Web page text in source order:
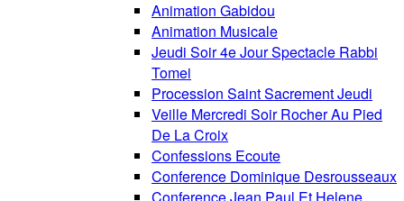
Animation Gabidou
Animation Musicale
Jeudi Soir 4e Jour Spectacle Rabbi
Tomei
Procession Saint Sacrement Jeudi
Veille Mercredi Soir Rocher Au Pied
De La Croix
Confessions Ecoute
Conference Dominique Desrousseaux